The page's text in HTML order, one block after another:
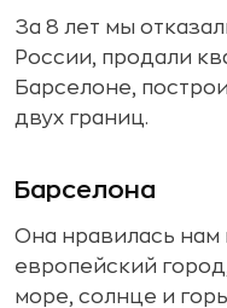
За 8 лет мы
России, продали
Барселоне,
двух границ.
Барселона
Она нравилась нам
европейский
море, солнце и